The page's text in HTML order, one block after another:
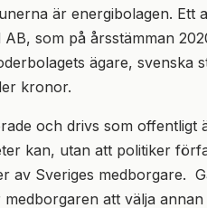
är energibolagen. Ett
som på årsstämman
ägare, svenska
kronor.
och drivs som offentligt
kan, utan att politiker
av Sveriges medborgare.
att välja